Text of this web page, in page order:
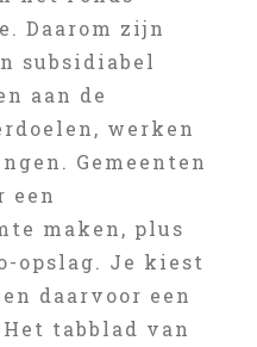
Daarom zijn
subsidiabel
aan de
werken
Gemeenten
een
maken, plus
opslag. Je kiest
daarvoor een
tabblad van